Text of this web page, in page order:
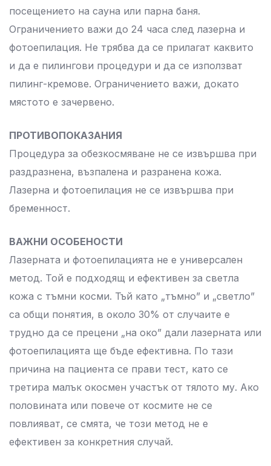
посещението на сауна или парна баня.
Ограничението важи до 24 часа след лазерна и
фотоепилация. Не трябва да се прилагат каквито
и да е пилингови процедури и да се използват
пилинг-кремове. Ограничението важи, докато
мястото е зачервено.
ПРОТИВОПОКАЗАНИЯ
Процедура за обезкосмяване не се извършва при
раздразнена, възпалена и разранена кожа.
Лазерна и фотоепилация не се извършва при
бременност.
ВАЖНИ ОСОБЕНОСТИ
Лазерната и фотоепилацията не е универсален
метод. Той е подходящ и ефективен за светла
кожа с тъмни косми. Тъй като „тъмно” и „светло”
са общи понятия, в около 30% от случаите е
трудно да се прецени „на око” дали лазерната или
фотоепилацията ще бъде ефективна. По тази
причина на пациента се прави тест, като се
третира малък окосмен участък от тялото му. Ако
половината или повече от космите не се
повлияват, се смята, че този метод не е
ефективен за конкретния случай.